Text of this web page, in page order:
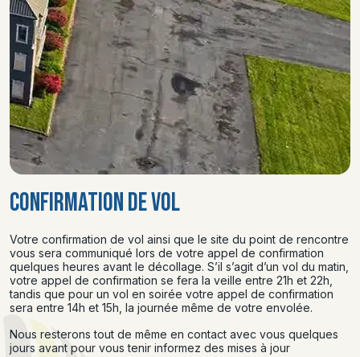
CONFIRMATION DE VOL
Votre confirmation de vol ainsi que le site du point de rencontre
vous sera communiqué lors de votre appel de confirmation
quelques heures avant le décollage. S’il s’agit d’un vol du matin,
votre appel de confirmation se fera la veille entre 21h et 22h,
tandis que pour un vol en soirée votre appel de confirmation
sera entre 14h et 15h, la journée même de votre envolée.
Nous resterons tout de même en contact avec vous quelques
jours avant pour vous tenir informez des mises à jour